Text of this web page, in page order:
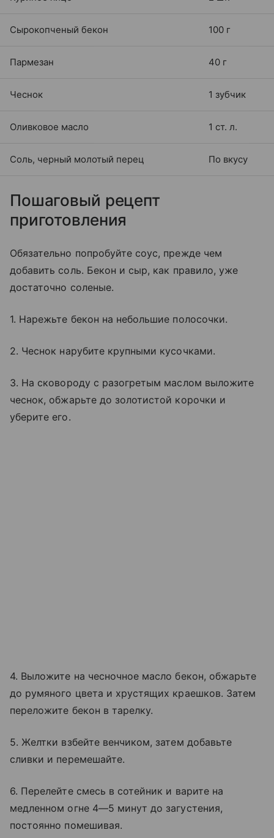
Сырокопченый бекон 100 г
Пармезан 40 г
Чеснок 1 зубчик
Оливковое масло 1 ст. л.
Соль, черный молотый перец По вкусу
Пошаговый рецепт
приготовления
Обязательно попробуйте соус, прежде чем
добавить соль. Бекон и сыр, как правило, уже
достаточно соленые.
1. Нарежьте бекон на небольшие полосочки.
2. Чеснок нарубите крупными кусочками.
3. На сковороду с разогретым маслом выложите
чеснок, обжарьте до золотистой корочки и
уберите его.
4. Выложите на чесночное масло бекон, обжарьте
до румяного цвета и хрустящих краешков. Затем
переложите бекон в тарелку.
5. Желтки взбейте венчиком, затем добавьте
сливки и перемешайте.
6. Перелейте смесь в сотейник и варите на
медленном огне 4—5 минут до загустения,
постоянно помешивая.